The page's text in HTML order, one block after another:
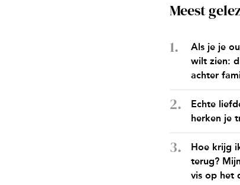
Meest
Als je je
wilt zien:
achter
Echte
herken je
Hoe krijg
terug?
vis op het